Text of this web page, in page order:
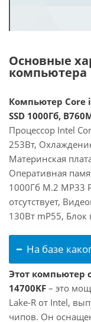
Основные
компьютера
Компьютер Core
SSD 1000Гб,
Процессор Intel
253Вт,
Материнская
Оперативная
1000Гб M.2 MP33
отсутствует,
130Вт mP55, Блок
На базе
Этот компьютер
14700KF – это
Lake-R от Intel,
чипов. Он